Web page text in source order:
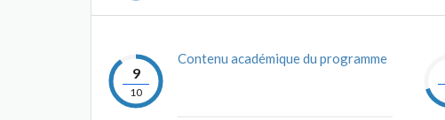
9
10
Contenu académique du programme